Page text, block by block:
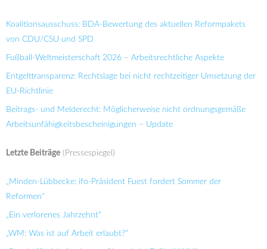
Koalitionsausschuss: BDA-Bewertung des aktuellen Reformpakets
von CDU/CSU und SPD
Fußball-Weltmeisterschaft 2026 – Arbeitsrechtliche Aspekte
Entgelttransparenz: Rechtslage bei nicht rechtzeitiger Umsetzung der
EU-Richtlinie
Beitrags- und Melderecht: Möglicherweise nicht ordnungsgemäße
Arbeitsunfähigkeitsbescheinigungen – Update
Letzte Beiträge (Pressespiegel)
„Minden-Lübbecke: ifo-Präsident Fuest fordert Sommer der
Reformen“
„Ein verlorenes Jahrzehnt“
„WM: Was ist auf Arbeit erlaubt?“